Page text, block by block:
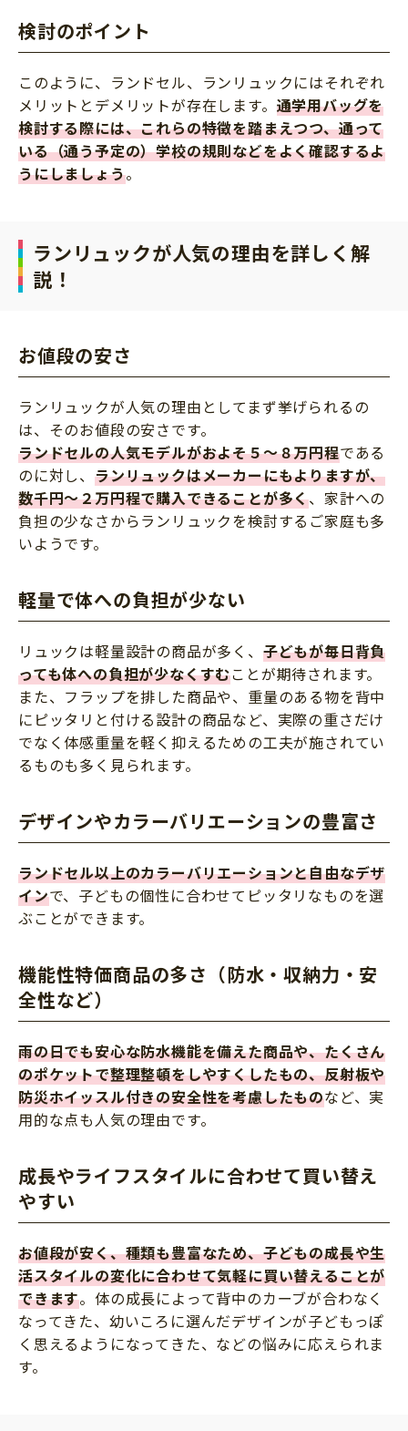
検討のポイント
このように、ランドセル、ランリュックにはそれぞれ
メリットとデメリットが存在します。 通学用バッグを
検討する際には、これらの特徴を踏まえつつ、通って
いる（通う予定の）学校の規則などをよく確認するよ
うにしましょう。
ランリュックが人気の理由を詳しく解
説！
お値段の安さ
ランリュックが人気の理由としてまず挙げられるの
は、そのお値段の安さです。
ランドセルの人気モデルがおよそ５～８万円程である
のに対し、 ランリュックはメーカーにもよりますが、
数千円～２万円程で購入できることが多く、家計への
負担の少なさからランリュックを検討するご家庭も多
いようです。
軽量で体への負担が少ない
リュックは軽量設計の商品が多く、 子どもが毎日背負
っても体への負担が少なくすむことが期待されます。
また、フラップを排した商品や、重量のある物を背中
にピッタリと付ける設計の商品など、実際の重さだけ
でなく体感重量を軽く抑えるための工夫が施されてい
るものも多く見られます。
デザインやカラーバリエーションの豊富さ
ランドセル以上のカラーバリエーションと自由なデザ
インで、子どもの個性に合わせてピッタリなものを選
ぶことができます。
機能性特価商品の多さ（防水・収納力・安
全性など）
雨の日でも安心な防水機能を備えた商品や、たくさん
のポケットで整理整頓をしやすくしたもの、反射板や
防災ホイッスル付きの安全性を考慮したものなど、実
用的な点も人気の理由です。
成長やライフスタイルに合わせて買い替え
やすい
お値段が安く、種類も豊富なため、子どもの成長や生
活スタイルの変化に合わせて気軽に買い替えることが
できます。体の成長によって背中のカーブが合わなく
なってきた、幼いころに選んだデザインが子どもっぽ
く思えるようになってきた、などの悩みに応えられま
す。